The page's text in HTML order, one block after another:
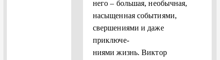
него – большая, необычная,
насыщенная событиями,
свершениями и даже
приключе-
ниями жизнь. Виктор